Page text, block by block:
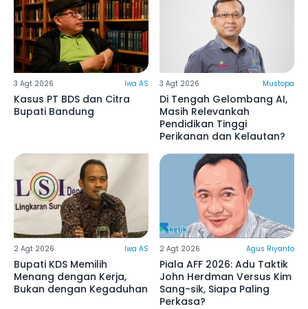
3 Agt 2026 Iwa AS
Kasus PT BDS dan Citra
Bupati Bandung
3 Agt 2026 Mustopa
Di Tengah Gelombang AI,
Masih Relevankah
Pendidikan Tinggi
Perikanan dan Kelautan?
2 Agt 2026 Iwa AS
Bupati KDS Memilih
Menang dengan Kerja,
Bukan dengan Kegaduhan
2 Agt 2026 Agus Riyanto
Piala AFF 2026: Adu Taktik
John Herdman Versus Kim
Sang-sik, Siapa Paling
Perkasa?